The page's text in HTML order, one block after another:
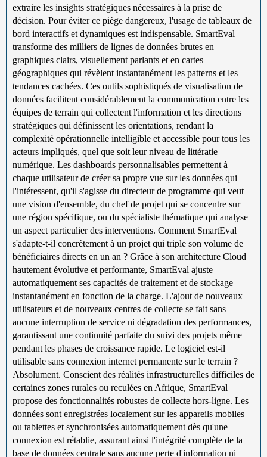
extraire les insights stratégiques nécessaires à la prise de
décision. Pour éviter ce piège dangereux, l'usage de tableaux de
bord interactifs et dynamiques est indispensable. SmartEval
transforme des milliers de lignes de données brutes en
graphiques clairs, visuellement parlants et en cartes
géographiques qui révèlent instantanément les patterns et les
tendances cachées. Ces outils sophistiqués de visualisation de
données facilitent considérablement la communication entre les
équipes de terrain qui collectent l'information et les directions
stratégiques qui définissent les orientations, rendant la
complexité opérationnelle intelligible et accessible pour tous les
acteurs impliqués, quel que soit leur niveau de littératie
numérique. Les dashboards personnalisables permettent à
chaque utilisateur de créer sa propre vue sur les données qui
l'intéressent, qu'il s'agisse du directeur de programme qui veut
une vision d'ensemble, du chef de projet qui se concentre sur
une région spécifique, ou du spécialiste thématique qui analyse
un aspect particulier des interventions. Comment SmartEval
s'adapte-t-il concrètement à un projet qui triple son volume de
bénéficiaires directs en un an ? Grâce à son architecture Cloud
hautement évolutive et performante, SmartEval ajuste
automatiquement ses capacités de traitement et de stockage
instantanément en fonction de la charge. L'ajout de nouveaux
utilisateurs et de nouveaux centres de collecte se fait sans
aucune interruption de service ni dégradation des performances,
garantissant une continuité parfaite du suivi des projets même
pendant les phases de croissance rapide. Le logiciel est-il
utilisable sans connexion internet permanente sur le terrain ?
Absolument. Conscient des réalités infrastructurelles difficiles de
certaines zones rurales ou reculées en Afrique, SmartEval
propose des fonctionnalités robustes de collecte hors-ligne. Les
données sont enregistrées localement sur les appareils mobiles
ou tablettes et synchronisées automatiquement dès qu'une
connexion est rétablie, assurant ainsi l'intégrité complète de la
base de données centrale sans aucune perte d'information ni